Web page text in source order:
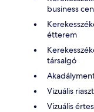
business
étterem
társalgó
Vizuális
Vizuális